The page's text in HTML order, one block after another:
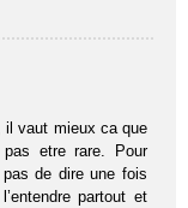
il vaut mieux ca que
etre rare. Pour
de dire une fois
partout et